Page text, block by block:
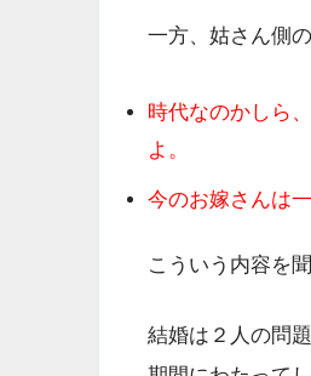
一方、姑さん側
時代なのかしら
よ。
今のお嫁さんは
こういう内容を
結婚は２人の問